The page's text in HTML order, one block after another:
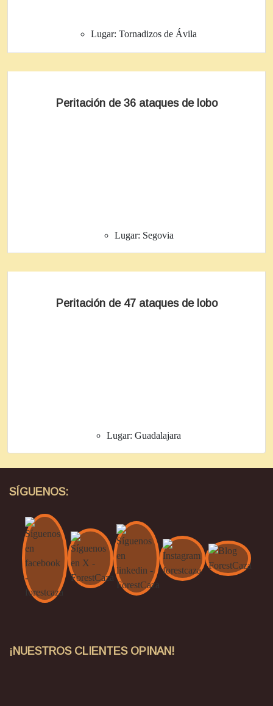
Lugar: Tornadizos de Ávila
Peritación de 36 ataques de lobo
Lugar: Segovia
Peritación de 47 ataques de lobo
Lugar: Guadalajara
SÍGUENOS:
¡NUESTROS CLIENTES OPINAN!